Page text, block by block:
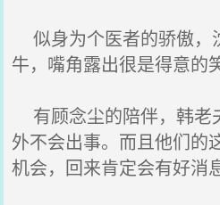
似身为个医者的骄傲，
牛，嘴角露出很是得意的
有顾念尘的陪伴，韩老
外不会出事。而且他们的
机会，回来肯定会有好消